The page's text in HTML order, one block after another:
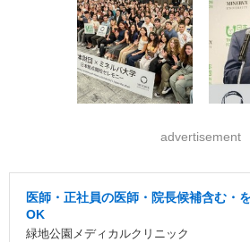
advertisement
医師・正社員の医師・院長候補含む・
OK
緑地公園メディカルクリニック